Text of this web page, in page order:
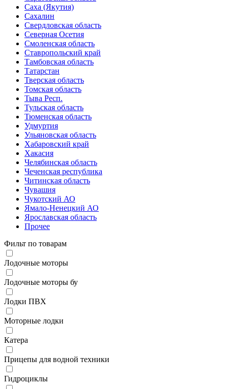
Саха (Якутия)
Сахалин
Свердловская область
Северная Осетия
Смоленская область
Ставропольский край
Тамбовская область
Татарстан
Тверская область
Томская область
Тыва Респ.
Тульская область
Тюменская область
Удмуртия
Ульяновская область
Хабаровский край
Хакасия
Челябинская область
Чеченская республика
Читинская область
Чувашия
Чукотский АО
Ямало-Ненецкий АО
Ярославская область
Прочее
Фильт по товарам
Лодочные моторы
Лодочные моторы бу
Лодки ПВХ
Моторные лодки
Катера
Прицепы для водной техники
Гидроциклы